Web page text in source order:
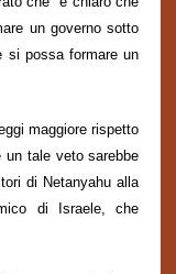
un governo sotto
si possaformare un
maggiore rispetto
un tale vetosarebbe
di Netanyahu alla
di Israele, che